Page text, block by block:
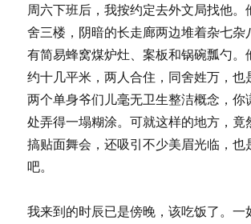
周六下班后，我按约定去外文局找他。
舍三楼，阴暗的长走廊两边堆着杂七杂
有简易蜂窝煤炉灶、案板和锅碗瓢勺。
约十几平米，两人合住，同舍姓万，也
两个单身爷们儿毫无卫生整洁概念，你
处弄得一塌糊涂。可就这样的地方，竟
搞贴面舞会，还吸引不少美眉光临，也
吧。
我来到的时辰已是傍晚，该吃饭了。一